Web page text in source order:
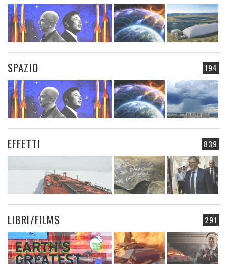
194
SPAZIO
839
EFFETTI
291
LIBRI/FILMS